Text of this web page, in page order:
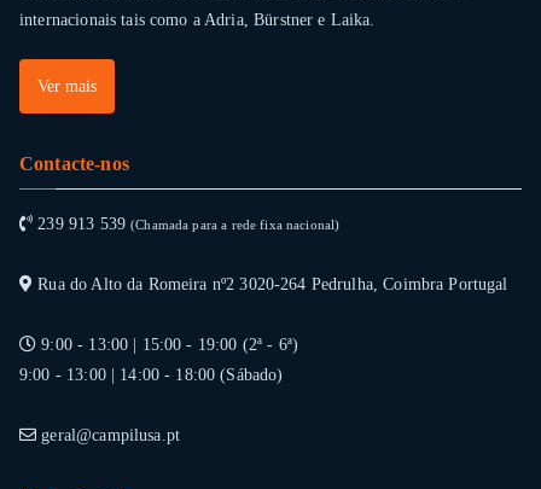
internacionais tais como a Adria, Bürstner e Laika.
Ver mais
Contacte-nos
239 913 539(Chamada para a rede fixa nacional)
Rua do Alto da Romeira nº2 3020-264 Pedrulha, Coimbra Portugal
9:00 - 13:00 | 15:00 - 19:00 (2ª - 6ª)
9:00 - 13:00 | 14:00 - 18:00 (Sábado)
geral@campilusa.pt